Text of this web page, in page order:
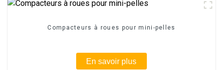
Compacteurs à roues pour mini-pelles
En savoir plus